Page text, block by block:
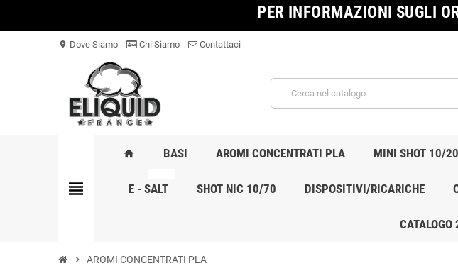
PER INFORMAZIONI SUGLI
location_on Dove Siamo Chi Siamo Contattaci
view_headline
home BASI AROMI CONCENTRATI PLA MINI SHOT 10/20
E - SALT SHOT NIC 10/70 DISPOSITIVI/RICARICHE
CATALOGO
chevron_right AROMI CONCENTRATI PLA